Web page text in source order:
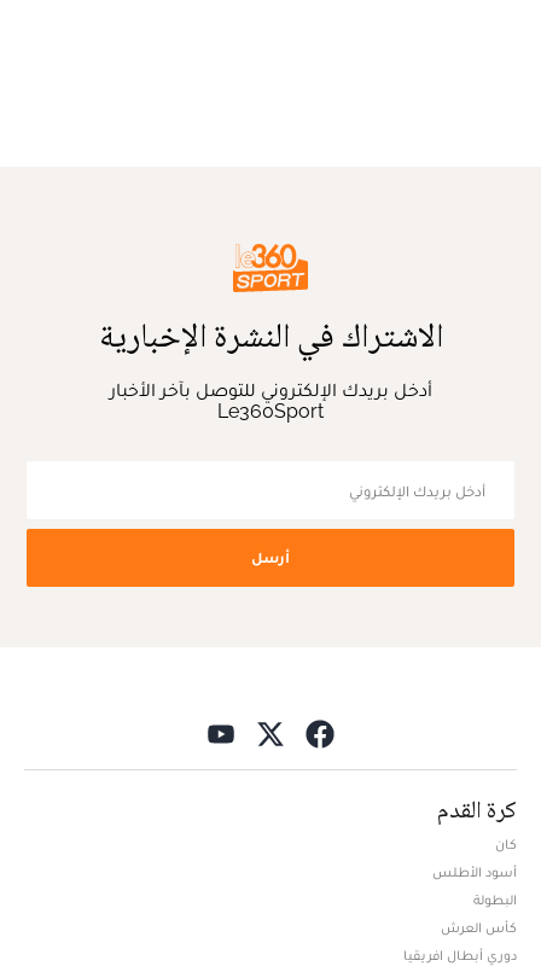
الاشتراك في النشرة الإخبارية
أدخل بريدك الإلكتروني للتوصل بآخر الأخبار
Le360Sport
أرسل
كرة القدم
كان
أسود الأطلس
البطولة
كأس العرش
دوري أبطال افريقيا